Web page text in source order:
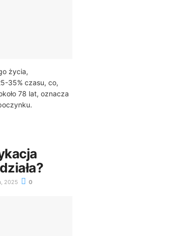
życia,
35% czasu, co,
78 lat, oznacza
2025 0